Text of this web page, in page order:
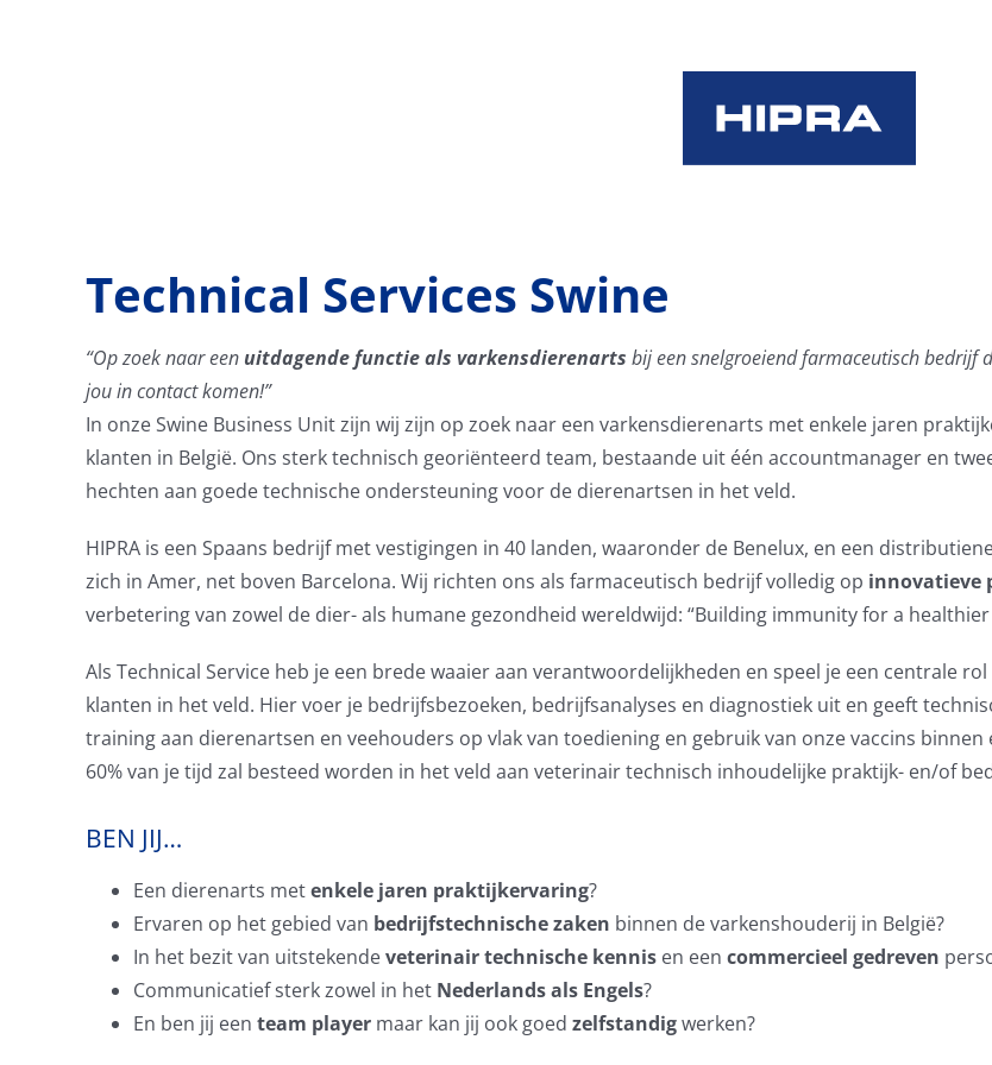
Technical Services Swine
“Op zoek naar een uitdagende functie als varkensdierenarts bij een snelgroeiend farmaceutisch bedrijf
jou in contact komen!”
In onze Swine Business Unit zijn wij zijn op zoek naar een varkensdierenarts met enkele jaren
klanten in België. Ons sterk technisch georiënteerd team, bestaande uit één accountmanager en
hechten aan goede technische ondersteuning voor de dierenartsen in het veld.
HIPRA is een Spaans bedrijf met vestigingen in 40 landen, waaronder de Benelux, en een
zich in Amer, net boven Barcelona. Wij richten ons als farmaceutisch bedrijf volledig op innovatieve
verbetering van zowel de dier- als humane gezondheid wereldwijd: “Building immunity for a healthier
Als Technical Service heb je een brede waaier aan verantwoordelijkheden en speel je een centrale
klanten in het veld. Hier voer je bedrijfsbezoeken, bedrijfsanalyses en diagnostiek uit en geeft
training aan dierenartsen en veehouders op vlak van toediening en gebruik van onze vaccins
60% van je tijd zal besteed worden in het veld aan veterinair technisch inhoudelijke praktijk- en/of
BEN JIJ…
Een dierenarts metenkele jaren praktijkervaring?
Ervaren op het gebied van bedrijfstechnische zaken binnen de varkenshouderij in België?
In het bezit van uitstekendeveterinair technische kennis en een commercieel gedreven
Communicatief sterk zowel in het Nederlands als Engels?
En ben jij een team playermaar kan jij ook goed zelfstandigwerken?